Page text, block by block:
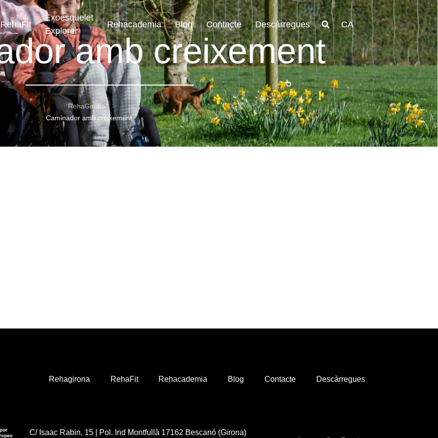
RehaFit
Exoesquelet
Explorer
Rehacademia Blog Contacte Descàrregues CA
amb creixement
RehaGirona
Caminador amb creixement
Rehagirona RehaFit Rehacademia Blog Contacte Descàrregues
C/ Isaac Rabin, 15 | Pol. Ind Montfullà 17162 Bescanó (Girona)